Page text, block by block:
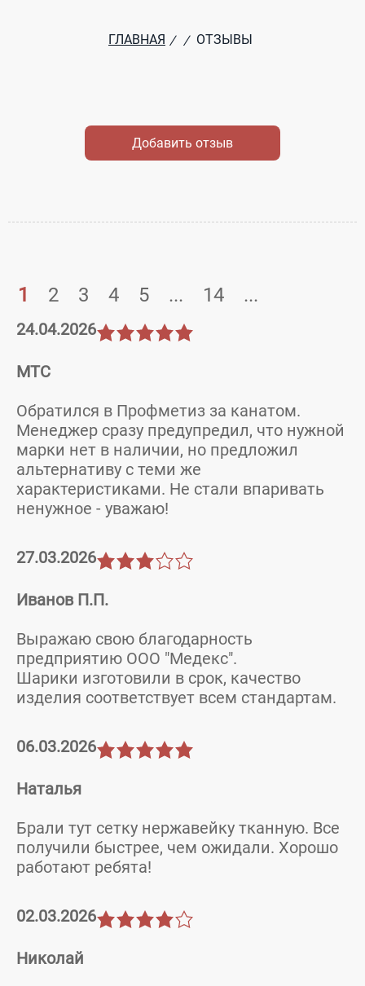
ГЛАВНАЯ / / ОТЗЫВЫ
Добавить отзыв
1 2 3 4 5 ... 14 ...
24.04.2026
МТС
Обратился в Профметиз за канатом.
Менеджер сразу предупредил, что нужной
марки нет в наличии, но предложил
альтернативу с теми же
характеристиками. Не стали впаривать
ненужное - уважаю!
27.03.2026
Иванов П.П.
Выражаю свою благодарность
предприятию ООО "Медекс".
Шарики изготовили в срок, качество
изделия соответствует всем стандартам.
06.03.2026
Наталья
Брали тут сетку нержавейку тканную. Все
получили быстрее, чем ожидали. Хорошо
работают ребята!
02.03.2026
Николай